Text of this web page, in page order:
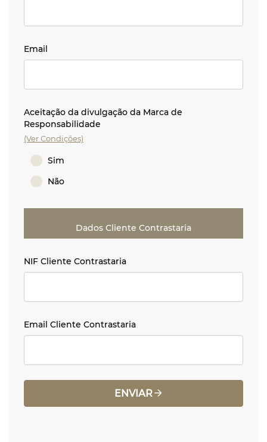
Email
Email
Aceitação da divulgação da Marca de
Responsabilidade
(Ver Condições)
Sim
Não
Dados Cliente Contrastaria
NIF Cliente Contrastaria
NIF Cliente Contrastaria
Email Cliente Contrastaria
Email Cliente Contrastaria